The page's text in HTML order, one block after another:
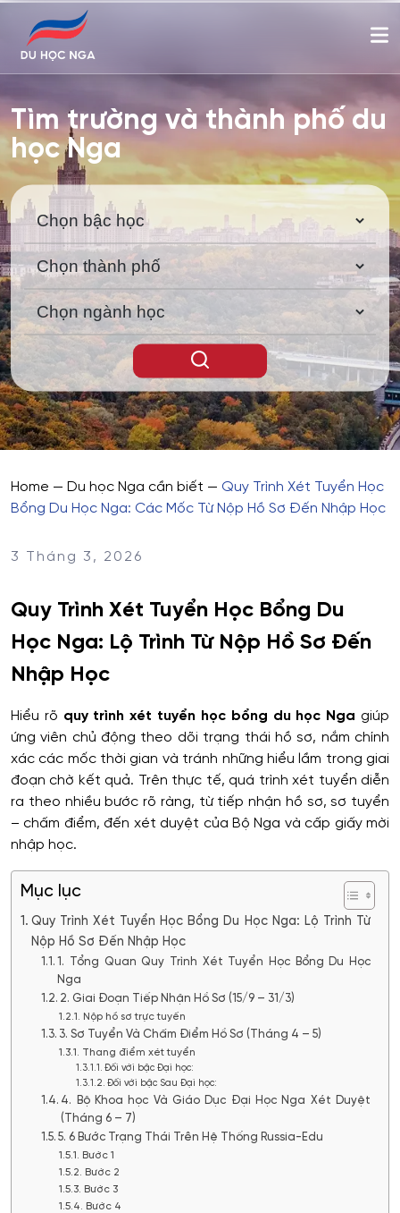
Tìm trường và thành phố du
học Nga
Home — Du học Nga cần biết — Quy Trình Xét Tuyển Học
Bổng Du Học Nga: Các Mốc Từ Nộp Hồ Sơ Đến Nhập Học
3 Tháng 3, 2026
Quy Trình Xét Tuyển Học Bổng Du
Học Nga: Lộ Trình Từ Nộp Hồ Sơ Đến
Nhập Học
Hiểu rõ quy trình xét tuyển học bổng du học Nga giúp
ứng viên chủ động theo dõi trạng thái hồ sơ, nắm chính
xác các mốc thời gian và tránh những hiểu lầm trong giai
đoạn chờ kết quả. Trên thực tế, quá trình xét tuyển diễn
ra theo nhiều bước rõ ràng, từ tiếp nhận hồ sơ, sơ tuyển
– chấm điểm, đến xét duyệt của Bộ Nga và cấp giấy mời
nhập học.
Mục lục
Quy Trình Xét Tuyển Học Bổng Du Học Nga: Lộ Trình Từ
Nộp Hồ Sơ Đến Nhập Học
1. Tổng Quan Quy Trình Xét Tuyển Học Bổng Du Học
Nga
2. Giai Đoạn Tiếp Nhận Hồ Sơ (15/9 – 31/3)
Nộp hồ sơ trực tuyến
3. Sơ Tuyển Và Chấm Điểm Hồ Sơ (Tháng 4 – 5)
Thang điểm xét tuyển
Đối với bậc Đại học:
Đối với bậc Sau Đại học:
4. Bộ Khoa học Và Giáo Dục Đại Học Nga Xét Duyệt
(Tháng 6 – 7)
5. 6 Bước Trạng Thái Trên Hệ Thống Russia-Edu
Bước 1
Bước 2
Bước 3
Bước 4